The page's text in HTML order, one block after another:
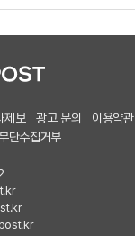
제보 광고 문의 이용약관
단수집거부